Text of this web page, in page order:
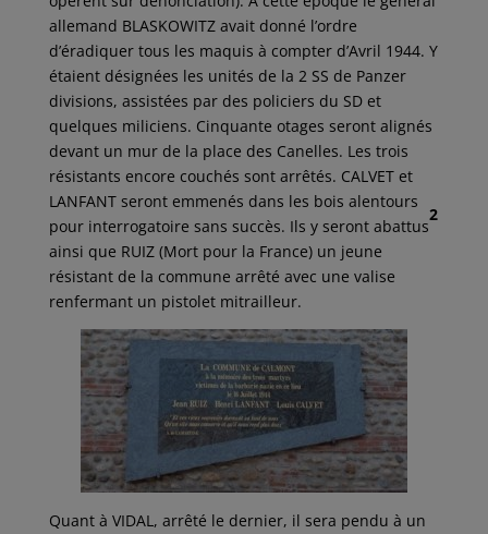
allemand BLASKOWITZ avait donné l’ordre
d’éradiquer tous les maquis à compter d’Avril 1944. Y
étaient désignées les unités de la 2 SS de Panzer
divisions, assistées par des policiers du SD et
quelques miliciens. Cinquante otages seront alignés
devant un mur de la place des Canelles. Les trois
résistants encore couchés sont arrêtés. CALVET et
LANFANT seront emmenés dans les bois alentours
pour interrogatoire sans succès. Ils y seront abattus
2
ainsi que RUIZ (Mort pour la France) un jeune
résistant de la commune arrêté avec une valise
renfermant un pistolet mitrailleur.
Quant à VIDAL, arrêté le dernier, il sera pendu à un